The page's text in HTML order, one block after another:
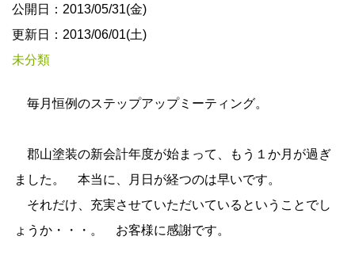
公開日：2013/05/31(金)
更新日：2013/06/01(土)
未分類
毎月恒例のステップアップミーティング。
郡山塗装の新会計年度が始まって、もう１か月が過ぎ
ました。 本当に、月日が経つのは早いです。
それだけ、充実させていただいているということでし
ょうか・・・。 お客様に感謝です。